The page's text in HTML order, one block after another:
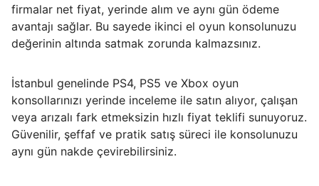
firmalar net fiyat, yerinde alım ve aynı gün ödeme
avantajı sağlar. Bu sayede ikinci el oyun konsolunuzu
değerinin altında satmak zorunda kalmazsınız.
İstanbul genelinde PS4, PS5 ve Xbox oyun
konsollarınızı yerinde inceleme ile satın alıyor, çalışan
veya arızalı fark etmeksizin hızlı fiyat teklifi sunuyoruz.
Güvenilir, şeffaf ve pratik satış süreci ile konsolunuzu
aynı gün nakde çevirebilirsiniz.